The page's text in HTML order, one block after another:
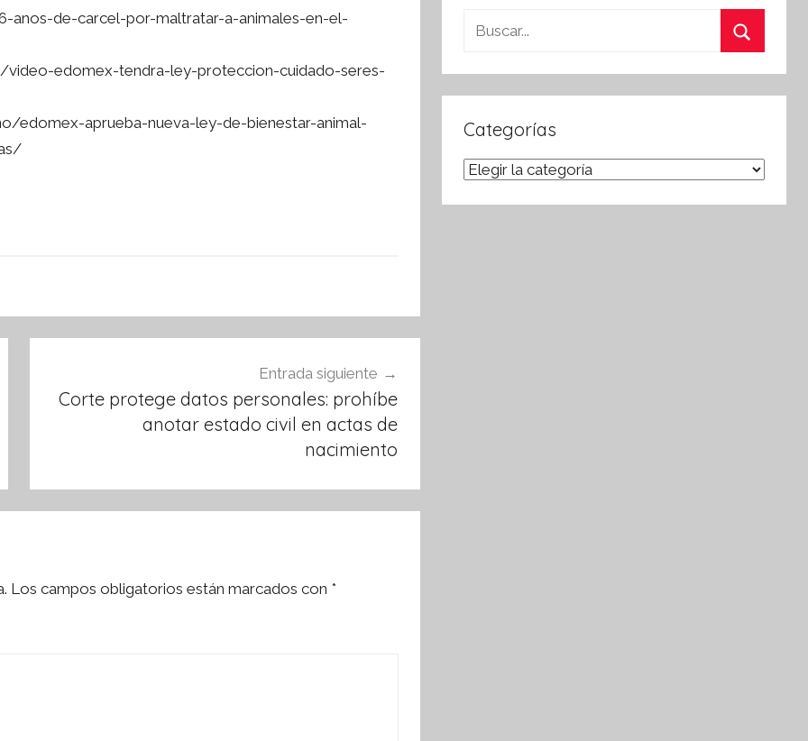
de-carcel-por-maltratar-a-animales-en-el-
edomex-tendra-ley-proteccion-cuidado-seres-
edomex-aprueba-nueva-ley-de-bienestar-animal-
Entrada siguiente
Corte protege datos personales: prohíbe
anotar estado civil en actas de
nacimiento
Los campos obligatorios están marcados con *
Buscar:
Categorías
Categorías